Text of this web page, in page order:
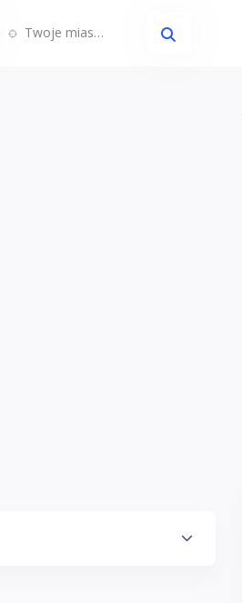
Twoje miasto...